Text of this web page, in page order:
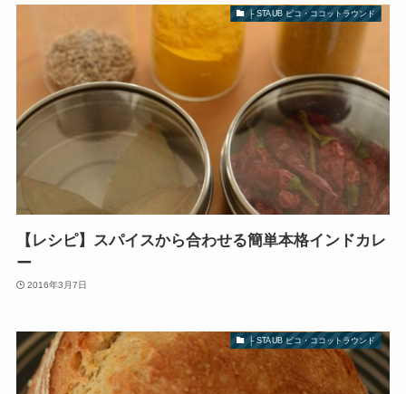
├ STAUB ピコ・ココットラウンド
【レシピ】スパイスから合わせる簡単本格インドカレ
ー
2016年3月7日
├ STAUB ピコ・ココットラウンド